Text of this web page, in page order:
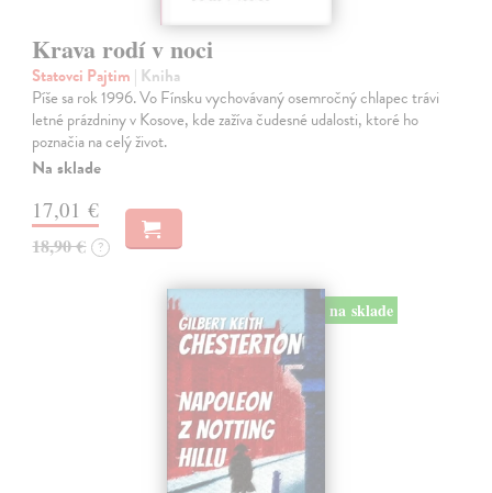
Krava rodí v noci
Statovci Pajtim | Kniha
Píše sa rok 1996. Vo Fínsku vychovávaný osemročný chlapec trávi
letné prázdniny v Kosove, kde zažíva čudesné udalosti, ktoré ho
poznačia na celý život.
Na sklade
17,01 €
18,90 € ?
na sklade